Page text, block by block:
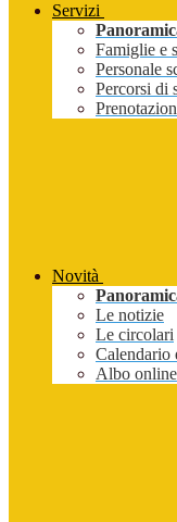
Servizi
Famiglie e
Personale
Percorsi di
Novità
Le notizie
Le circolari
Calendario
Albo online